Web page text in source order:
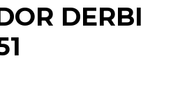
DERBI